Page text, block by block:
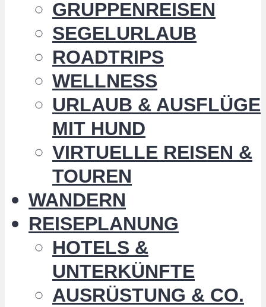
GRUPPENREISEN
SEGELURLAUB
ROADTRIPS
WELLNESS
URLAUB & AUSFLÜGE
MIT HUND
VIRTUELLE REISEN &
TOUREN
WANDERN
REISEPLANUNG
HOTELS &
UNTERKÜNFTE
AUSRÜSTUNG & CO.